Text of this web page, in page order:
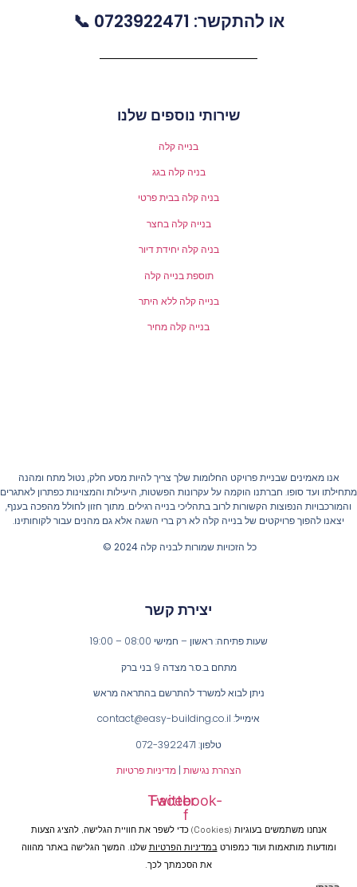
או להתקשר: 0723922471 📞
שירותי נוספים שלנו
בנייה קלה
בניה קלה בגג
בניה קלה בבית פרטי
בנייה קלה בחצר
בניה קלה יחידת דיור
תוספת בנייה קלה
בנייה קלה ללא היתר
בנייה קלה מחיר
אנו מאמינים שבניית פרויקט החלומות שלך צריך להיות מסע חלק, נטול מתח ומהנה
ועד סופו. חברתנו הוקמה על עקרונות הפשטות, היעילות והמצוינות כפתרון לאתגרים
והמורכבויות הנפוצות הקשורות לרוב בתהליכי בנייה רגילים. מתוך חזון לחולל מהפכה בענף,
יצאנו להפוך פרויקטים של בנייה קלה לא רק ברי השגה אלא גם מהנים עבור לקוחותינו.
כל הזכויות שמורות לבניה קלה 2024 ©
יצירת קשר
שעות פתיחה: ראשון – חמישי 08:00 – 19:00
מתחם ב.ס.ר מצדה 9 בני ברק
ניתן לבוא למשרד להתרשם בהתראה מראש
אימייל: contact@easy-building.co.il
טלפון: 072-3922471
הצהרת נגישות| מדיניות פרטיות
Facebook-
f
Twitter
אנחנו משתמשים בעוגיות (cookies) כדי לשפר את חוויית הגלישה, להציג הצעות
ומודעות מותאמות ועוד כמפורטבמדיניות הפרטיותשלנו. המשך הגלישה באתר מהווה
את הסכמתך לכך.